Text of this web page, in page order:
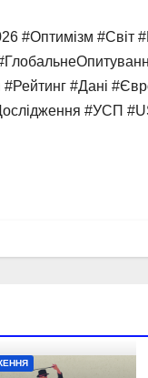
#Оптимізм #Світ
#Рейтинг #Дані
#УСП